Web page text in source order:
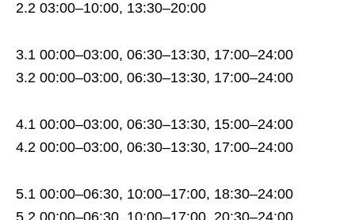
2.2 03:00–10:00, 13:30–20:00
3.1 00:00–03:00, 06:30–13:30, 17:00–24:00
3.2 00:00–03:00, 06:30–13:30, 17:00–24:00
4.1 00:00–03:00, 06:30–13:30, 15:00–24:00
4.2 00:00–03:00, 06:30–13:30, 17:00–24:00
5.1 00:00–06:30, 10:00–17:00, 18:30–24:00
5.2 00:00–06:30, 10:00–17:00, 20:30–24:00